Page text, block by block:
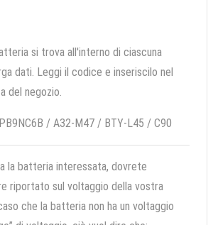
si trova all'interno di ciascuna
dati. Leggi il codice e inseriscilo nel
del negozio.
/ A32-M47 / BTY-L45 / C90
la batteria interessata, dovrete
riportato sul voltaggio della vostra
che la batteria non ha un voltaggio